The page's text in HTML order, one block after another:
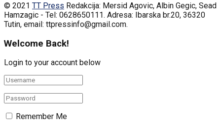
© 2021 TT Press Redakcija: Mersid Agovic, Albin Gegic, Sead
Hamzagic - Tel: 0628650111. Adresa: Ibarska br.20, 36320
Tutin, email: ttpressinfo@gmail.com.
Welcome Back!
Login to your account below
Remember Me